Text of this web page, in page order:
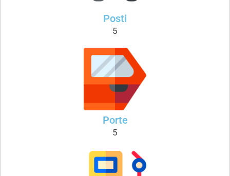
Posti
5
Porte
5